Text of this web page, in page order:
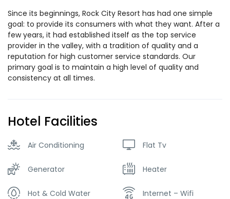
Since its beginnings, Rock City Resort has had one simple
goal: to provide its consumers with what they want. After a
few years, it had established itself as the top service
provider in the valley, with a tradition of quality and a
reputation for high customer service standards. Our
primary goal is to maintain a high level of quality and
consistency at all times.
Hotel Facilities
Air Conditioning Flat Tv
Generator Heater
Hot & Cold Water Internet – Wifi